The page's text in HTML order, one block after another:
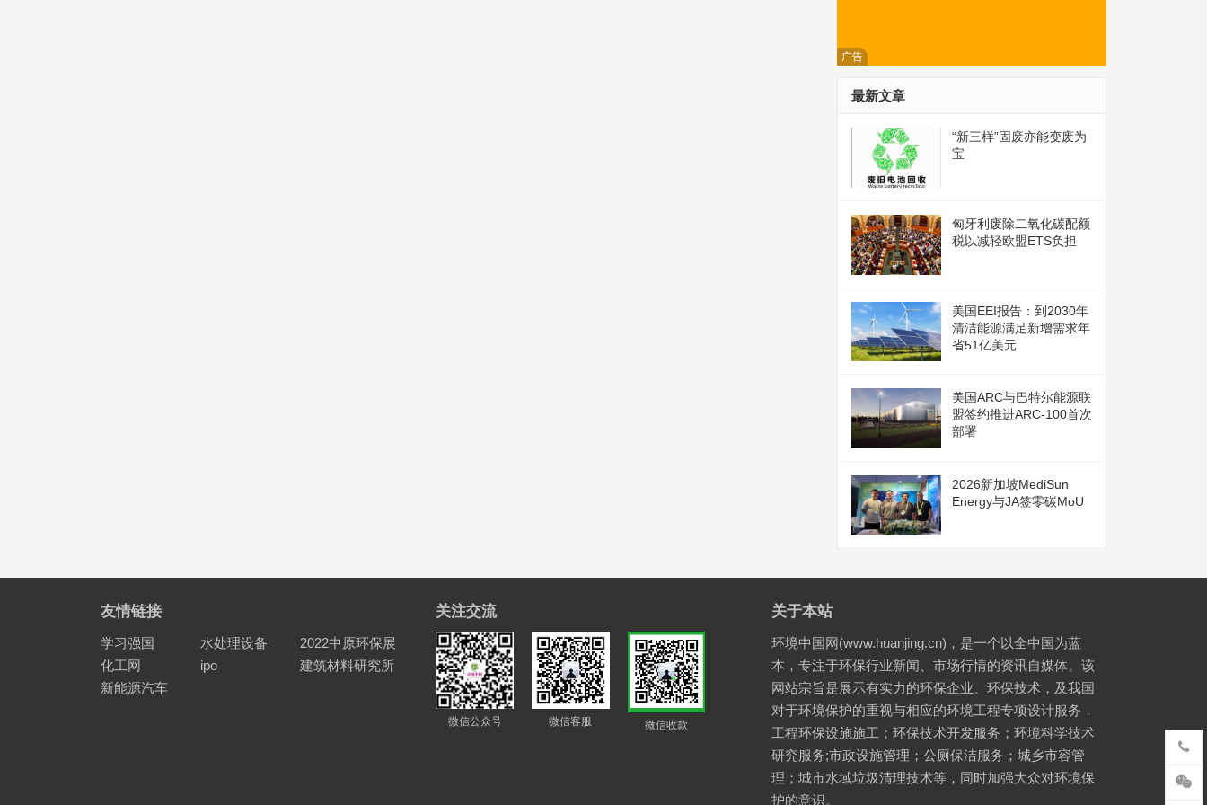
广告
最新文章
“新三样”固废亦能变废为
宝
匈牙利废除二氧化碳配额
税以减轻欧盟ETS负担
美国EEI报告：到2030年
清洁能源满足新增需求年
省51亿美元
美国ARC与巴特尔能源联
盟签约推进ARC-100首次
部署
2026新加坡MediSun
Energy与JA签零碳MoU
友情链接
学习强国 水处理设备
2022中原环保展
化工网
ipo
建筑材料研究所
新能源汽车
关注交流
微信公众号 微信客服 微信收款
关于本站
环境中国网(www.huanjing.cn)，是一个以全中国为蓝
本，专注于环保行业新闻、市场行情的资讯自媒体。该
网站宗旨是展示有实力的环保企业、环保技术，及我国
对于环境保护的重视与相应的环境工程专项设计服务，
工程环保设施施工；环保技术开发服务；环境科学技术
研究服务;市政设施管理；公厕保洁服务；城乡市容管
理；城市水域垃圾清理技术等，同时加强大众对环境保
护的意识。